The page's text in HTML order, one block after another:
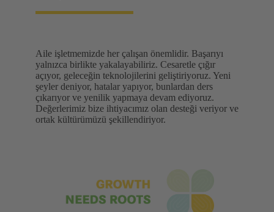
Aile işletmemizde her çalışan önemlidir. Başarıyı
yalnızca birlikte yakalayabiliriz. Cesaretle çığır
açıyor, geleceğin teknolojilerini geliştiriyoruz. Yeni
şeyler deniyor, hatalar yapıyor, bunlardan ders
çıkarıyor ve yenilik yapmaya devam ediyoruz.
Değerlerimiz bize ihtiyacımız olan desteği veriyor ve
ortak kültürümüzü şekillendiriyor.